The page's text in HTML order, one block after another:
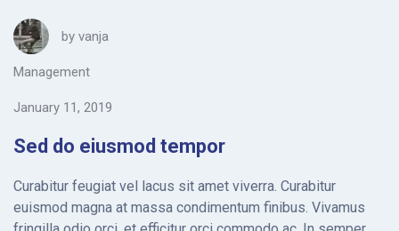
by vanja
Management
January 11, 2019
Sed do eiusmod tempor
Curabitur feugiat vel lacus sit amet viverra. Curabitur
euismod magna at massa condimentum finibus. Vivamus